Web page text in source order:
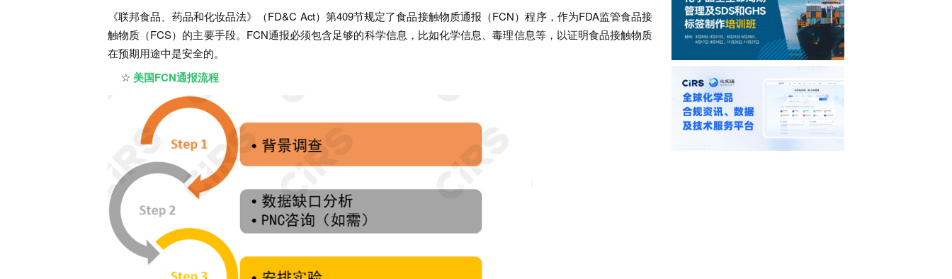
《联邦食品、药品和化妆品法》（FD&C Act）第409节规定了食品接触物质通报（FCN）程序，作为FDA监管食品接
触物质（FCS）的主要手段。FCN通报必须包含足够的科学信息，比如化学信息、毒理信息等，以证明食品接触物质
在预期用途中是安全的。
美国FCN通报流程